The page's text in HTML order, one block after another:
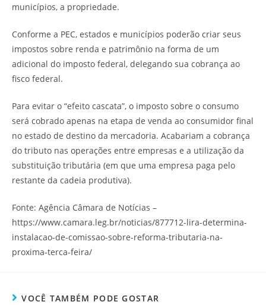
municípios, a propriedade.
Conforme a PEC, estados e municípios poderão criar seus
impostos sobre renda e patrimônio na forma de um
adicional do imposto federal, delegando sua cobrança ao
fisco federal.
Para evitar o “efeito cascata”, o imposto sobre o consumo
será cobrado apenas na etapa de venda ao consumidor final
no estado de destino da mercadoria. Acabariam a cobrança
do tributo nas operações entre empresas e a utilização da
substituição tributária (em que uma empresa paga pelo
restante da cadeia produtiva).
Fonte: Agência Câmara de Notícias –
https://www.camara.leg.br/noticias/877712-lira-determina-
instalacao-de-comissao-sobre-reforma-tributaria-na-
proxima-terca-feira/
VOCÊ TAMBÉM PODE GOSTAR